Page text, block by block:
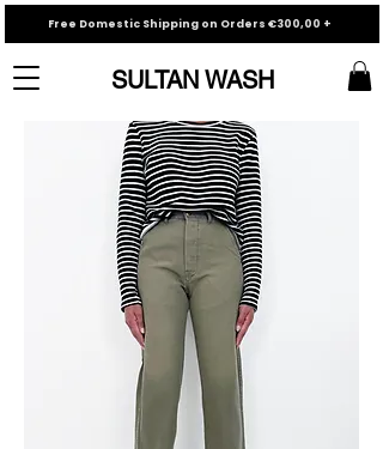
SULTAN WASH
Free Domestic Shipping on Orders €300,00 +